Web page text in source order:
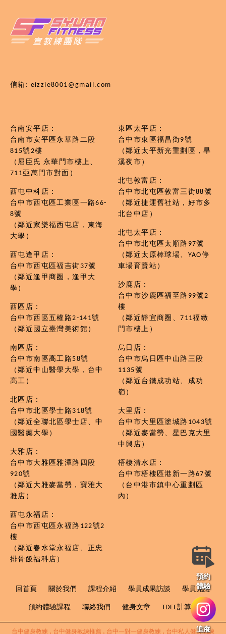
信箱: eizzie8001@gmail.com
台南安平店：
台南市安平區永華路二段
815號2樓
（屈臣氏 永華門市樓上、
711亞萬門市對面）
西屯中科店：
台中市西屯區工業區一路66-
8號
（鄰近家樂福西屯店，東海
大學）
西屯逢甲店：
台中市西屯區福吉街37號
（鄰近逢甲商圈，逢甲大
學）
西區店：
台中市西區五權路2-141號
（鄰近國立臺灣美術館）
南區店：
台中市南區高工路58號
（鄰近中山醫學大學，台中
高工）
北區店：
台中市北區學士路318號
（鄰近全聯北區學士店、中
國醫藥大學）
大雅店：
台中市大雅區雅潭路四段
920號
（鄰近大雅麥當勞，寶雅大
雅店）
西屯永福店：
台中市西屯區永福路122號2
樓
（鄰近春水堂永福店、正忠
排骨飯福科店）
東區太平店：
台中市東區福昌街9號
（鄰近太平新光重劃區，旱
溪夜市）
北屯敦富店：
台中市北屯區敦富三街88號
（鄰近捷運舊社站，好市多
北台中店）
北屯太平店：
台中市北屯區太順路97號
（鄰近太原棒球場、YAO停
車場育賢站）
沙鹿店：
台中市沙鹿區福至路99號2
樓
（鄰近靜宜商圈、711福緻
門市樓上）
烏日店：
台中市烏日區中山路三段
1135號
（鄰近台鐵成功站、成功
嶺）
大里店：
台中市大里區塗城路1043號
（鄰近麥當勞、星巴克大里
中興店）
梧棲清水店：
台中市梧棲區港新一路67號
（台中港市鎮中心重劃區
內）
回首頁 關於我們 課程介紹 學員成果訪談 學員見證
預約體驗課程 聯絡我們 健身文章 TDEE計算機
台中健身教練 台中健身教練推薦 台中一對一健身教練 台中私人健身教練
預約
體驗
追蹤